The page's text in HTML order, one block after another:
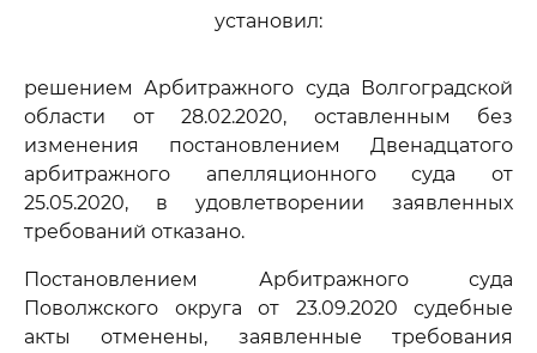
установил:
решением Арбитражного суда Волгоградской
области от 28.02.2020, оставленным без
изменения постановлением Двенадцатого
арбитражного апелляционного суда от
25.05.2020, в удовлетворении заявленных
требований отказано.
Постановлением Арбитражного суда
Поволжского округа от 23.09.2020 судебные
акты отменены, заявленные требования